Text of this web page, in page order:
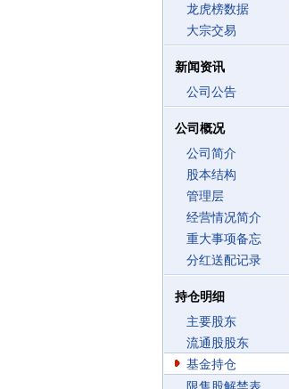
龙虎榜数据
大宗交易
新闻资讯
公司公告
公司概况
公司简介
股本结构
管理层
经营情况简介
重大事项备忘
分红送配记录
持仓明细
主要股东
流通股股东
基金持仓